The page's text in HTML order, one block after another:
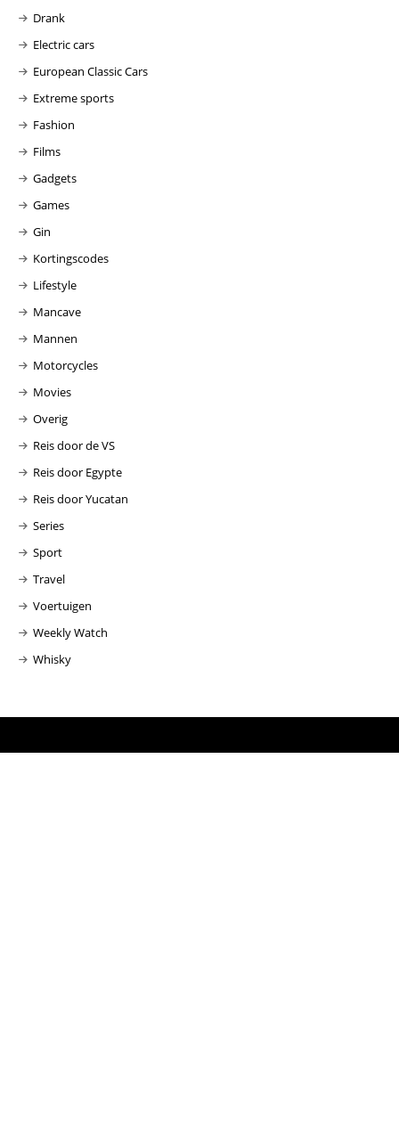
Drank
Electric cars
European Classic Cars
Extreme sports
Fashion
Films
Gadgets
Games
Gin
Kortingscodes
Lifestyle
Mancave
Mannen
Motorcycles
Movies
Overig
Reis door de VS
Reis door Egypte
Reis door Yucatan
Series
Sport
Travel
Voertuigen
Weekly Watch
Whisky